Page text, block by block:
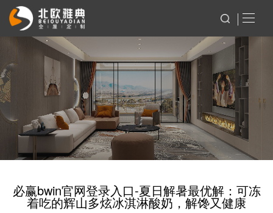
必赢bwin官网登录入口-夏日解暑最优解：可冻
着吃的辉山多炫冰淇淋酸奶，解馋又健康